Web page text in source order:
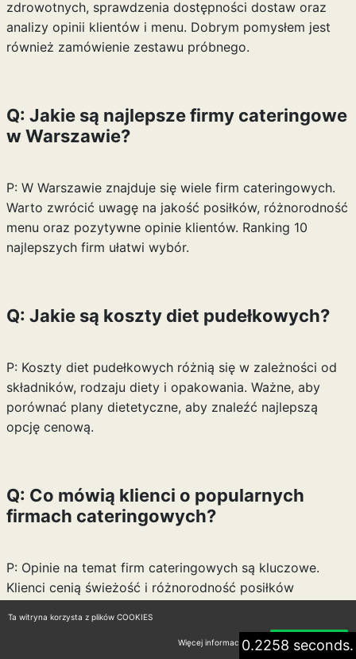
zdrowotnych, sprawdzenia dostępności dostaw oraz
analizy opinii klientów i menu. Dobrym pomysłem jest
również zamówienie zestawu próbnego.
Q: Jakie są najlepsze firmy cateringowe
w Warszawie?
P: W Warszawie znajduje się wiele firm cateringowych.
Warto zwrócić uwagę na jakość posiłków, różnorodność
menu oraz pozytywne opinie klientów. Ranking 10
najlepszych firm ułatwi wybór.
Q: Jakie są koszty diet pudełkowych?
P: Koszty diet pudełkowych różnią się w zależności od
składników, rodzaju diety i opakowania. Ważne, aby
porównać plany dietetyczne, aby znaleźć najlepszą
opcję cenową.
Q: Co mówią klienci o popularnych
firmach cateringowych?
P: Opinie na temat firm cateringowych są kluczowe.
Klienci cenią świeżość i różnorodność posiłków
0.2258 seconds.
Ta witryna korzysta z plików COOKIES
Więcej informacji Akceptuję